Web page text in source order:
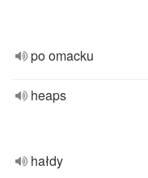
po omacku
heaps
hałdy